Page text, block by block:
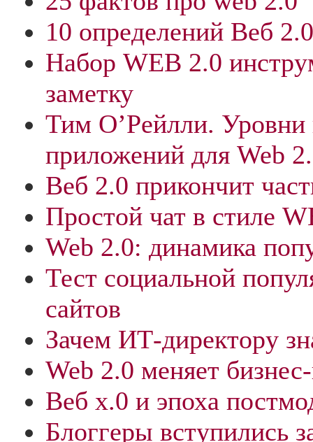
10 определений Веб 2.0
Набор WEB 2.0
заметку
Тим О’Рейлли.
приложений для Web
Веб 2.0 прикончит
Простой чат в стиле
Web 2.0: динамика
Тест социальной
сайтов
Зачем ИТ-директору
Web 2.0 меняет
Веб х.0 и эпоха
Блоггеры вступились